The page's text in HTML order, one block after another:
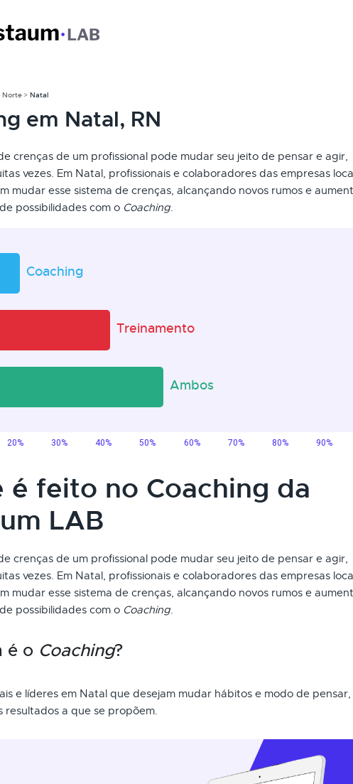
Norte Natal
em Natal, RN
crenças de um profissional pode mudar seu jeito de pensar e agir,
vezes. Em Natal, profissionais e colaboradores das empresas
mudar esse sistema de crenças, alcançando novos rumos e
possibilidades com o Coaching.
é feito no Coaching da
LAB
crenças de um profissional pode mudar seu jeito de pensar e agir,
vezes. Em Natal, profissionais e colaboradores das empresas
mudar esse sistema de crenças, alcançando novos rumos e
possibilidades com o Coaching.
é o Coaching?
e líderes em Natal que desejam mudar hábitos e modo de pensar,
resultados a que se propõem.